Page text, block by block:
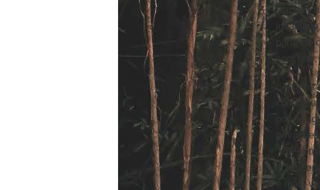
“raças”,
partir do
concreto,
por
“Por
é mais